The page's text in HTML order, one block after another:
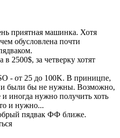
приятная машинка. Хотя
обусловлена почти
2500$, за четверку хотят
- от 25 до 100K. В приницпе,
были бы не нужны. Возможно,
иногда нужно получить хоть
и нужно...
пядвак ФФ ближе.